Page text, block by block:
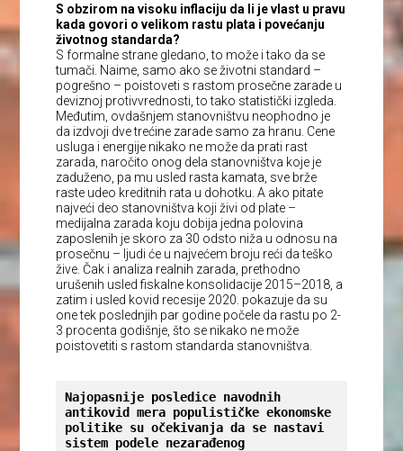
S obzirom na visoku inflaciju da li je vlast u pravu
kada govori o velikom rastu plata i povećanju
životnog standarda?
S formalne strane gledano, to može i tako da se
tumači. Naime, samo ako se životni standard –
pogrešno – poistoveti s rastom prosečne zarade u
deviznoj protivvrednosti, to tako statistički izgleda.
Međutim, ovdašnjem stanovništvu neophodno je
da izdvoji dve trećine zarade samo za hranu. Cene
usluga i energije nikako ne može da prati rast
zarada, naročito onog dela stanovništva koje je
zaduženo, pa mu usled rasta kamata, sve brže
raste udeo kreditnih rata u dohotku. A ako pitate
najveći deo stanovništva koji živi od plate –
medijalna zarada koju dobija jedna polovina
zaposlenih je skoro za 30 odsto niža u odnosu na
prosečnu – ljudi će u najvećem broju reći da teško
žive. Čak i analiza realnih zarada, prethodno
urušenih usled fiskalne konsolidacije 2015–2018, a
zatim i usled kovid recesije 2020. pokazuje da su
one tek poslednjih par godine počele da rastu po 2-
3 procenta godišnje, što se nikako ne može
poistovetiti s rastom standarda stanovništva.
Najopasnije posledice navodnih
antikovid mera populističke ekonomske
politike su očekivanja da se nastavi
sistem podele nezarađenog